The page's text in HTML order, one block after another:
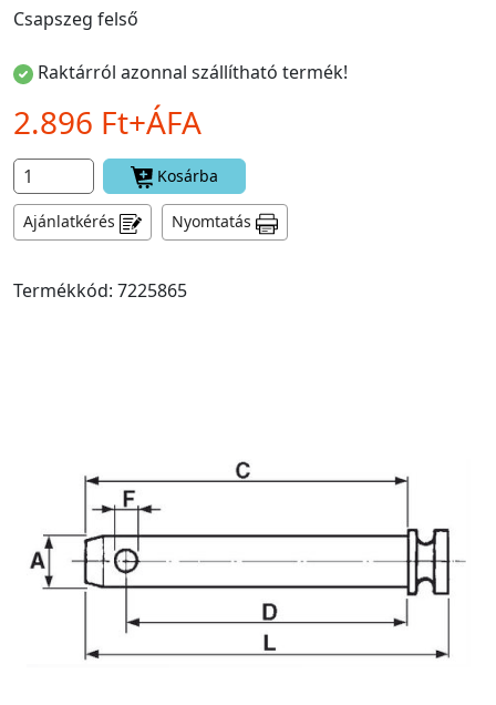
Csapszeg felső
Raktárról azonnal szállítható termék!
2.896 Ft+ÁFA
Kosárba
Ajánlatkérés Nyomtatás
Termékkód: 7225865